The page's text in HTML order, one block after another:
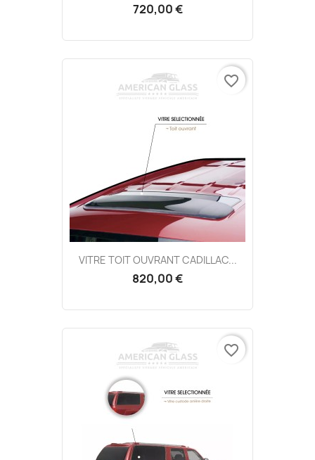
720,00 €
VITRE TOIT OUVRANT CADILLAC...
820,00 €
favorite_border
favorite_border